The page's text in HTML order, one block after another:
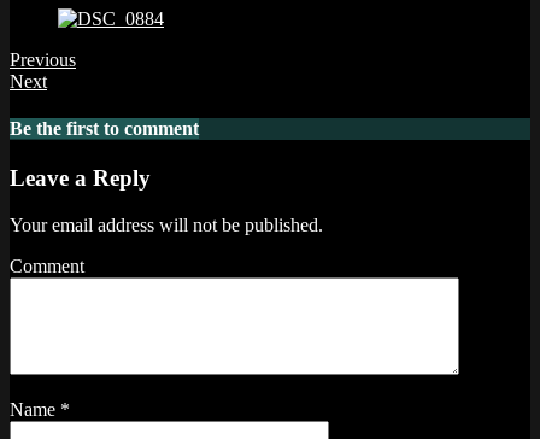
Previous
Next
Be the first to comment
Leave a Reply
Your email address will not be published.
Comment
Name *